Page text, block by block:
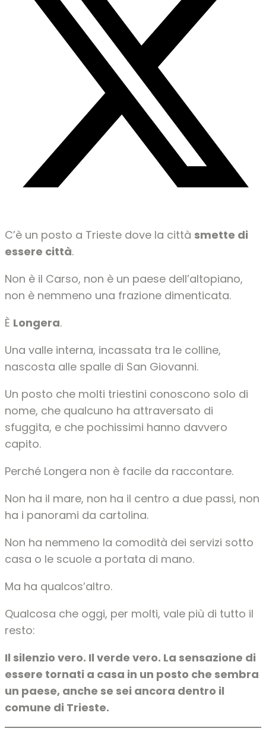
C’è un posto a Trieste dove la città smette di
essere città.
Non è il Carso, non è un paese dell’altopiano,
non è nemmeno una frazione dimenticata.
È Longera.
Una valle interna, incassata tra le colline,
nascosta alle spalle di San Giovanni.
Un posto che molti triestini conoscono solo di
nome, che qualcuno ha attraversato di
sfuggita, e che pochissimi hanno davvero
capito.
Perché Longera non è facile da raccontare.
Non ha il mare, non ha il centro a due passi, non
ha i panorami da cartolina.
Non ha nemmeno la comodità dei servizi sotto
casa o le scuole a portata di mano.
Ma ha qualcos’altro.
Qualcosa che oggi, per molti, vale più di tutto il
resto:
Il silenzio vero. Il verde vero. La sensazione di
essere tornati a casa in un posto che sembra
un paese, anche se sei ancora dentro il
comune di Trieste.